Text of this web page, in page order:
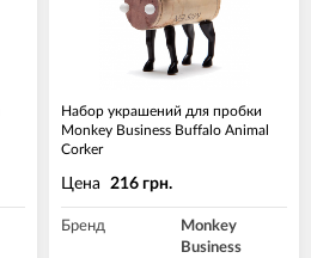
Набор украшений для пробки
Monkey Business Buffalo Animal
Corker
Цена 216 грн.
Бренд
Monkey
Business